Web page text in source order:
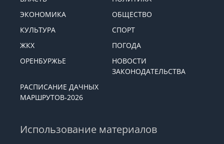
ЭКОНОМИКА
ОБЩЕСТВО
КУЛЬТУРА
СПОРТ
ЖКХ
ПОГОДА
ОРЕНБУРЖЬЕ
НОВОСТИ
ЗАКОНОДАТЕЛЬСТВА
РАСПИСАНИЕ ДАЧНЫХ
МАРШРУТОВ-2026
Использование материалов